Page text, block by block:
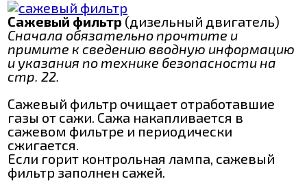
Сажевый фильтр (дизельный двигатель)
Сначала обязательно прочтите и
примите к сведению вводную информацию
и указания по технике безопасности на
стр. 22.
Сажевый фильтр очищает отработавшие
газы от сажи. Сажа накапливается в
сажевом фильтре и периодически
сжигается.
Если горит контрольная лампа, сажевый
фильтр заполнен сажей.